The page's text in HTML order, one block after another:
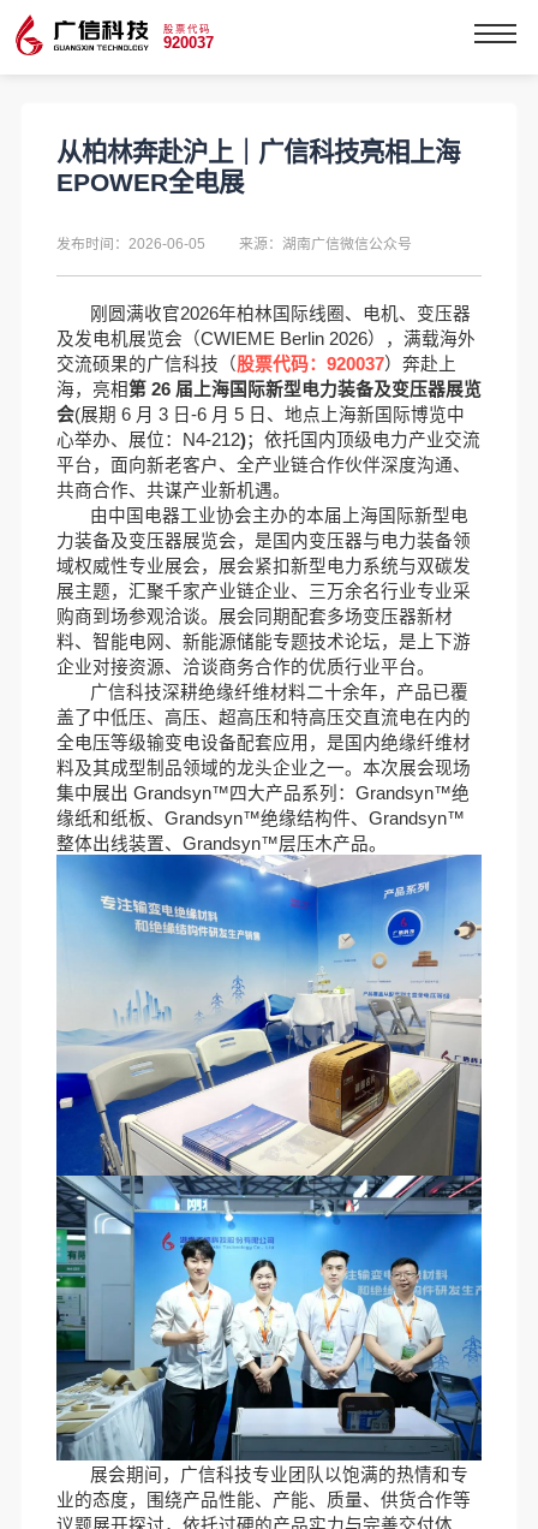
股票代码
920037
从柏林奔赴沪上｜广信科技亮相上海
EPOWER全电展
发布时间：2026-06-05 来源：湖南广信微信公众号
刚圆满收官2026年柏林国际线圈、电机、变压器
及发电机展览会（CWIEME Berlin 2026）
，满载海外
交流硕果的广信科技（股票代码： 920037） 奔赴 上
海，亮相第 26 届上海国际新型电力装备及变压器展览
会(展期 6 月 3 日 -6 月 5 日 、 地点 上海新国际博览中
心举办、 展位： N4-212)； 依托国内顶级电力产业交流
平台，面向新老客户、全产业链合作伙伴深度沟通、
共商合作、共谋产业新机遇。
由中国电器工业协会主办的本届 上海国际新型电
力装备及变压器展览会，是国内变压器与电力装备领
域权威性专业展会，展会紧扣新型电力系统与双碳发
展主题，汇聚千家产业链企业、三万余名行业专业采
购商到场参观洽谈。展会同期配套多场变压器新材
料、智能电网、新能源储能专题技术论坛，是上下游
企业对接资源、洽谈商务合作的优质行业平台。
广信科技深耕绝缘纤维材料二十余年， 产品已覆
盖了中低压、高压、超高压和特高压交直流电在内的
全电压等级输变电设备配套应用， 是 国内绝缘纤维材
料及其成型制品领域的龙头企业之一。本次展会现场
集中展出 Grandsyn™四大产品系列： Grandsyn™绝
缘纸和纸板、 Grandsyn™绝缘结构件、 Grandsyn™
整体出线装置、 Grandsyn™层压木产品。
展会期间 ，广信科技专业团队以饱满的热情和专
业的态度，围绕产品性能、产能、质量、供货合作等